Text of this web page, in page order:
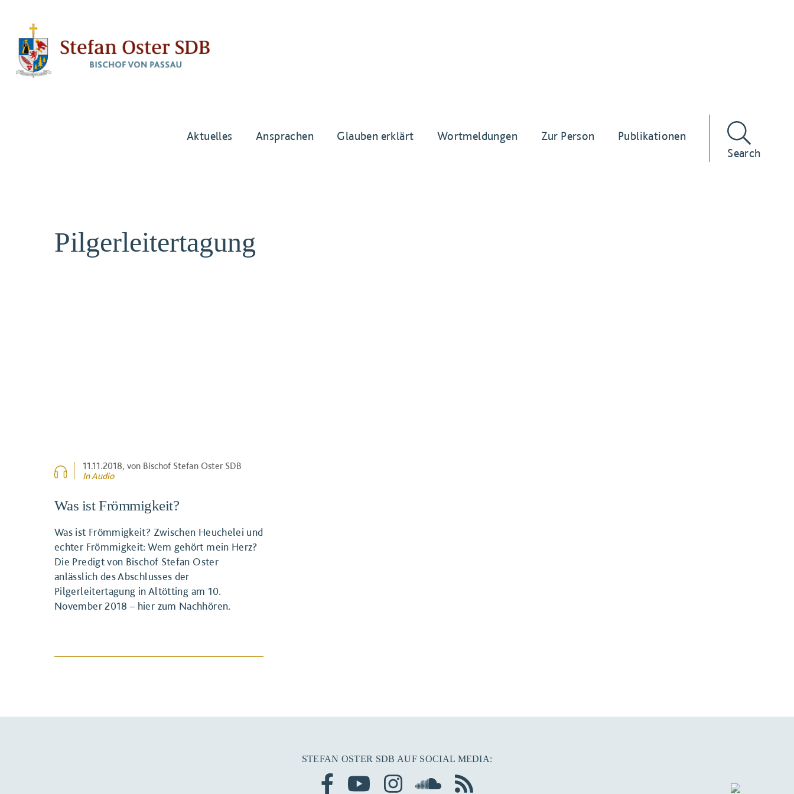
Aktuelles Ansprachen Glauben erklärt Wortmeldungen Zur Person
Publikationen
Search
Pilgerleitertagung
11.11.2018, von Bischof Stefan Oster SDB
In Audio
Was ist Frömmigkeit?
Was ist Frömmigkeit? Zwischen Heuchelei und
echter Frömmigkeit: Wem gehört mein Herz?
Die Predigt von Bischof Stefan Oster
anlässlich des Abschlusses der
Pilgerleitertagung in Altötting am 10.
November 2018 – hier zum Nachhören.
STEFAN OSTER SDB AUF SOCIAL MEDIA: